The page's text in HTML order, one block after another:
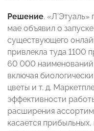
Решение.
мае объявил о
существующего
привлекла туда 1100
60 000
включая
цветы и т. д.
эффективности
расширения
касается